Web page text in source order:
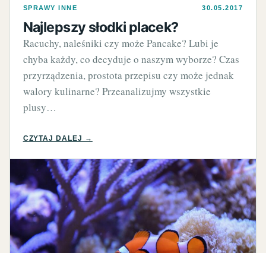
SPRAWY INNE 30.05.2017
Najlepszy słodki placek?
Racuchy, naleśniki czy może Pancake? Lubi je
chyba każdy, co decyduje o naszym wyborze? Czas
przyrządzenia, prostota przepisu czy może jednak
walory kulinarne? Przeanalizujmy wszystkie
plusy…
CZYTAJ DALEJ →